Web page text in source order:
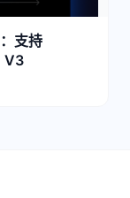
支持
V3